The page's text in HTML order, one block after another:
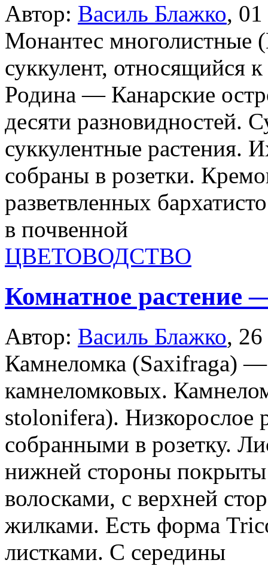
Автор: Василь Блажко,
Монантес многолистные
суккулент, относящийся
Родина — Канарские
десяти разновидностей.
суккулентные растения.
собраны в розетки.
разветвленных
в почвенной
ЦВЕТОВОДСТВО
Комнатное растение
Автор: Василь Блажко,
Камнеломка (Saxifraga) —
камнеломковых.
stolonifera). Низкорослое
собранными в розетку.
нижней стороны
волосками, с верхней
жилками. Есть форма
листками. С середины